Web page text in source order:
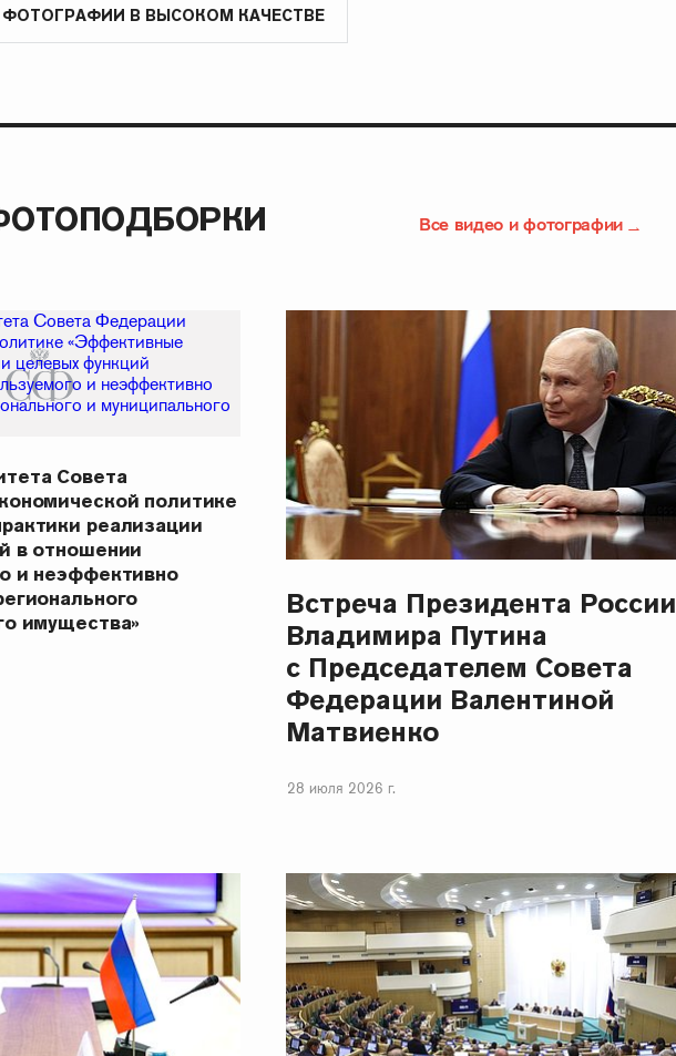
ФОТОГРАФИИ В ВЫСОКОМ КАЧЕСТВЕ
Все видео и фотографии
Совета
политике
реализации
в отношении
и неэффективно
имущества»
Встреча Президента России
Владимира Путина
с Председателем Совета
Федерации Валентиной
Матвиенко
28 июля 2026 г.